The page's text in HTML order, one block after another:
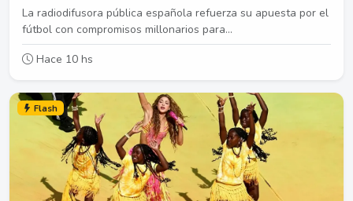
La radiodifusora pública española refuerza su apuesta por el
fútbol con compromisos millonarios para...
Hace 10 hs
Flash